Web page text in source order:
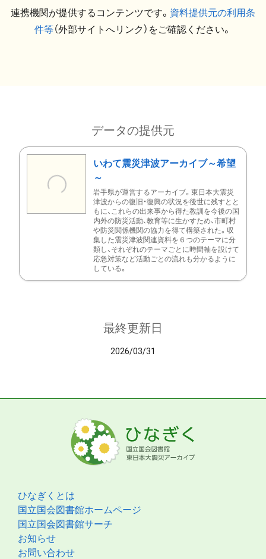
連携機関が提供するコンテンツです。 資料提供元の利用条
件等（外部サイトへリンク）をご確認ください。
データの提供元
いわて震災津波アーカイブ～希望
～
岩手県が運営するアーカイブ。東日本大震災
津波からの復旧・復興の状況を後世に残すとと
もに、これらの出来事から得た教訓を今後の国
内外の防災活動、教育等に生かすため、市町村
や防災関係機関の協力を得て構築された。収
集した震災津波関連資料を６つのテーマに分
類し、それぞれのテーマごとに時間軸を設けて
応急対策など活動ごとの流れも分かるように
している。
最終更新日
2026/03/31
ひなぎくとは
国立国会図書館ホームページ
国立国会図書館サーチ
お知らせ
お問い合わせ